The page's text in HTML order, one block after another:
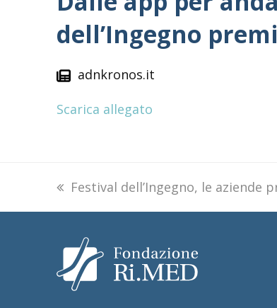
dell’Ingegno
adnkronos.it
Scarica allegato
previous
post:
Festival dell’Ingegno, le